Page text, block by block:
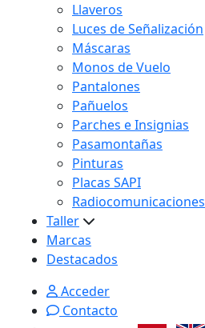
Llaveros
Luces de Señalización
Máscaras
Monos de Vuelo
Pantalones
Pañuelos
Parches e Insignias
Pasamontañas
Pinturas
Placas SAPI
Radiocomunicaciones
Taller
Marcas
Destacados
Acceder
Contacto